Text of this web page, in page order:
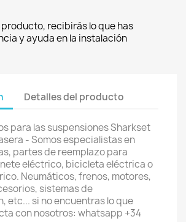
recibirás lo que has
y ayuda en la instalación
Detalles del producto
para las suspensiones Sharkset
- Somos especialistas en
partes de reemplazo para
eléctrico, bicicleta eléctrica o
Neumáticos, frenos, motores,
sistemas de
etc... si no encuentras lo que
con nosotros: whatsapp +34